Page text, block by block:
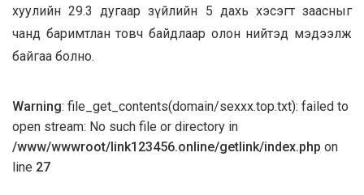
хуулийн 29.3 дугаар зүйлийн 5 дахь хэсэгт заасныг
чанд баримтлан товч байдлаар олон нийтэд мэдээлж
байгаа болно.
Warning: file_get_contents(domain/sexxx.top.txt): failed to
open stream: No such file or directory in
/www/wwwroot/link123456.online/getlink/index.php on
line 27